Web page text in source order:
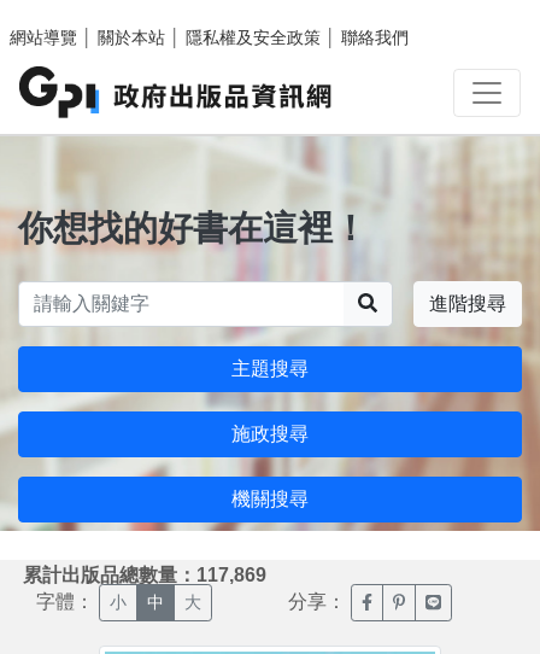
網站導覽
關於本站 隱私權及安全政策 聯絡我們
你想找的好書在這裡！
進階搜尋
主題搜尋
施政搜尋
機關搜尋
累計出版品總數量：117,869
字體： 小 中 大 分享： 臉書分享(另開新視窗)
噗浪分享(另開新
Line分享(另